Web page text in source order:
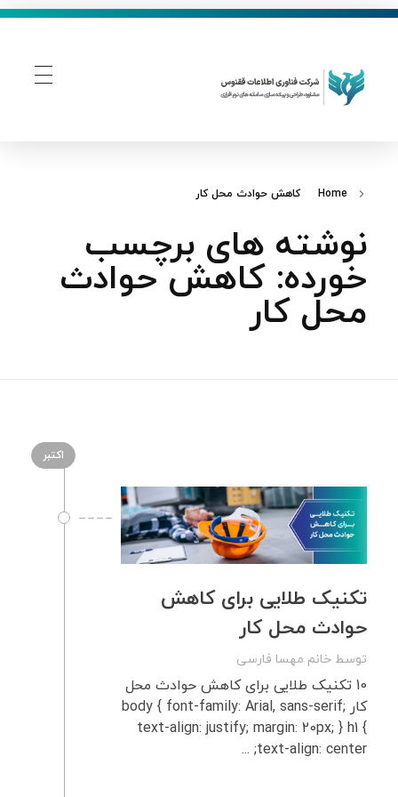
Home کاهش حوادث محل کار
نوشته های برچسب
خورده: کاهش حوادث
محل کار
اکتبر
تکنیک طلایی برای کاهش
حوادث محل کار
توسط خانم مهسا فارسی
10 تکنیک طلایی برای کاهش حوادث محل
کار body { font-family: Arial, sans-serif;
text-align: justify; margin: 20px; } h1 {
text-align: center; ...